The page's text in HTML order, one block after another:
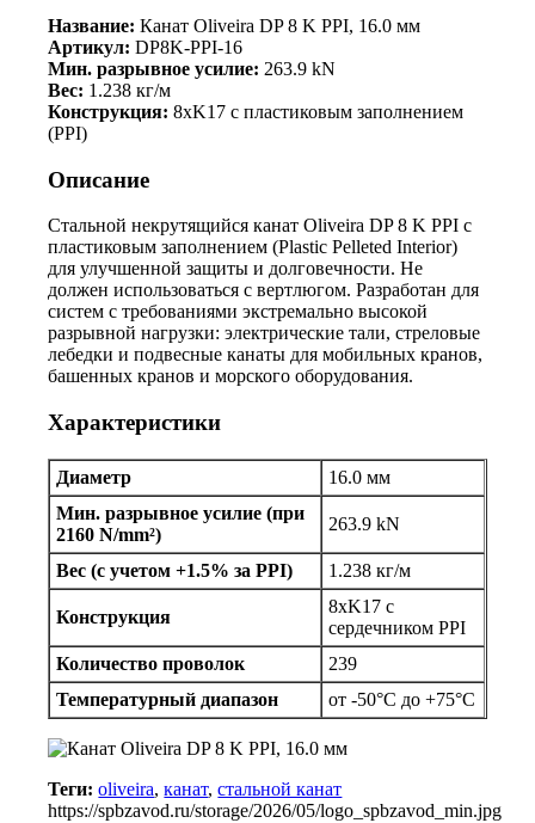
Название: Канат Oliveira DP 8 K PPI, 16.0 мм
Артикул: DP8K-PPI-16
Мин. разрывное усилие: 263.9 kN
Вес: 1.238 кг/м
Конструкция: 8xK17 с пластиковым заполнением
(PPI)
Описание
Стальной некрутящийся канат Oliveira DP 8 K PPI с
пластиковым заполнением (Plastic Pelleted Interior)
для улучшенной защиты и долговечности. Не
должен использоваться с вертлюгом. Разработан для
систем с требованиями экстремально высокой
разрывной нагрузки: электрические тали, стреловые
лебедки и подвесные канаты для мобильных кранов,
башенных кранов и морского оборудования.
Характеристики
Диаметр
16.0 мм
Мин. разрывное усилие (при
2160 N/mm²)
263.9 kN
Вес (с учетом +1.5% за PPI) 1.238 кг/м
Конструкция
8xK17 с
сердечником PPI
Количество проволок
239
Температурный диапазон
от -50°C до +75°C
Теги: oliveira,канат,стальной канат
https://spbzavod.ru/storage/2026/05/logo_spbzavod_min.jpg